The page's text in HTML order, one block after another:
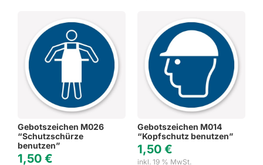
Gebotszeichen M026
“Schutzschürze
benutzen”
1,50 €
Gebotszeichen M014
“Kopfschutz benutzen”
1,50 €
inkl. 19 % MwSt.